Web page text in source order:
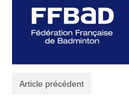
Article précédent